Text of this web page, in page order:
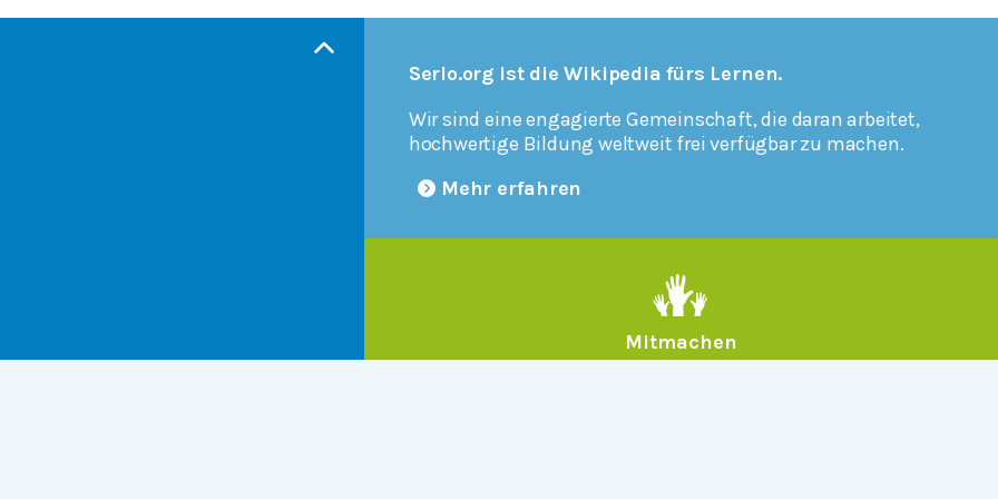
Serlo.org ist die Wikipedia fürs Lernen.
Wir sind eine engagierte Gemeinschaft, die daran arbeitet,
hochwertige Bildung weltweit frei verfügbar zu machen.
Mehr erfahren
Mitmachen